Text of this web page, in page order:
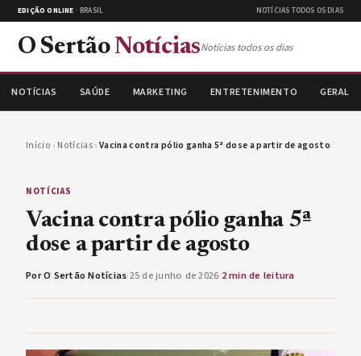
EDIÇÃO ONLINE · BRASIL NOTÍCIAS TODOS OS DIAS
O Sertão NotíciasNotícias todos os dias
NOTÍCIAS SAÚDE MARKETING ENTRETENIMENTO GERAL
Início › Notícias›Vacina contra pólio ganha 5ª dose a partir de agosto
NOTÍCIAS
Vacina contra pólio ganha 5ª
dose a partir de agosto
Por O Sertão Notícias·25 de junho de 2026·2 min de leitura